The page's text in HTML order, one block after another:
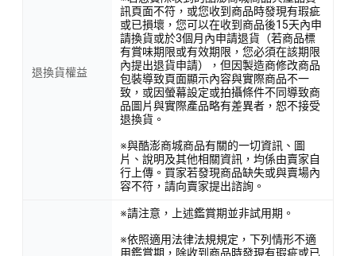
退換貨權益
訊頁面不符，或您收到商品時發現有瑕疵
或已損壞，您可以在收到商品後15天內申
請換貨或於3個月內申請退貨（若商品標
有賞味期限或有效期限，您必須在該期限
內提出退貨申請），但因製造商修改商品
包裝導致頁面顯示內容與實際商品不一
致，或因螢幕設定或拍攝條件不同導致商
品圖片與實際產品略有差異者，恕不接受
退換貨。
※與酷澎商城商品有關的一切資訊、圖
片、說明及其他相關資訊，均係由賣家自
行上傳。買家若發現商品缺失或與賣場內
容不符，請向賣家提出諮詢。
※請注意，上述鑑賞期並非試用期。
※依照適用法律法規規定，下列情形不適
用鑑賞期，除收到商品時發現有瑕疵或已